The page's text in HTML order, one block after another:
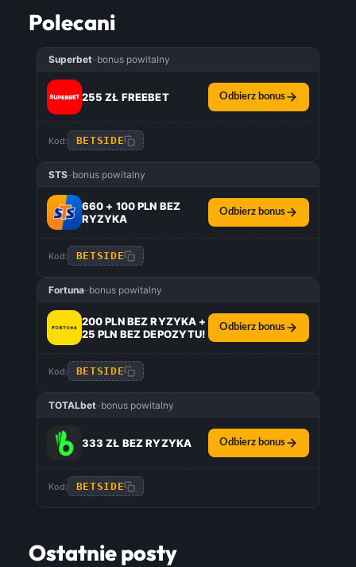
Polecani
Superbet–bonus powitalny
255 ZŁ FREEBET Odbierz bonus
Kod: BETSIDE
STS–bonus powitalny
660 + 100 PLN BEZ
RYZYKA
Odbierz bonus
Kod: BETSIDE
Fortuna–bonus powitalny
200 PLN BEZ RYZYKA +
25 PLN BEZ DEPOZYTU!
Odbierz bonus
Kod: BETSIDE
TOTALbet–bonus powitalny
333 ZŁ BEZ RYZYKA Odbierz bonus
Kod: BETSIDE
Ostatnie posty